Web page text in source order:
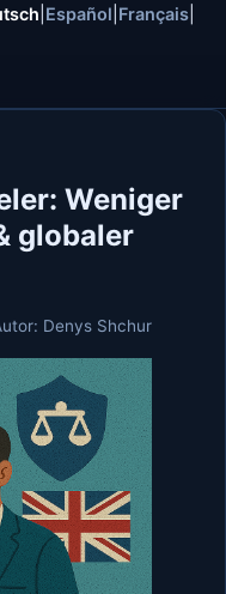
Español Français
Weniger
globaler
Denys Shchur